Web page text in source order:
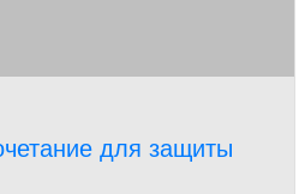
для защиты